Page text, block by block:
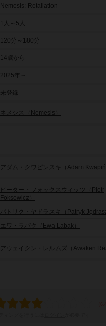
Nemesis: Retaliation
1人～5人
120分～180分
14歳から
2025年～
未登録
ネメシス（Nemesis）
アダム・クワピンスキ（Adam
ピーター・フォックスウィッツ（Piotr
Foksowicz）
パトリク・ヤドラスキ（Patryk
エワ・ラバク（Ewa Labak）
アウェイクン・レルムズ（Awaken